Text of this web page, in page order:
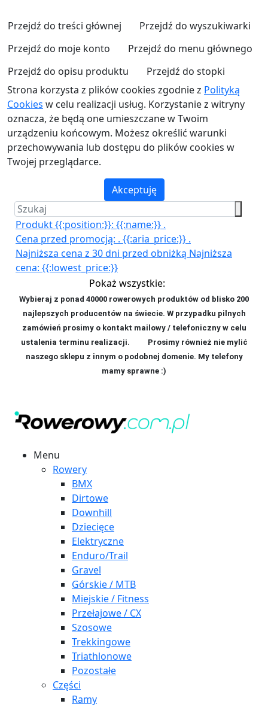
Przejdź do treści głównej
Przejdź do wyszukiwarki
Przejdź do moje konto
Przejdź do menu głównego
Przejdź do opisu produktu
Przejdź do stopki
Strona korzysta z plików cookies zgodnie z Polityką
Cookies w celu realizacji usług. Korzystanie z witryny
oznacza, że będą one umieszczane w Twoim
urządzeniu końcowym. Możesz określić warunki
przechowywania lub dostępu do plików cookies w
Twojej przeglądarce.
Akceptuję
Produkt {{:position:}}: {{:name:}} .
Cena przed promocją: . {{:aria_price:}} .
Najniższa cena z 30 dni przed obniżką Najniższa
cena: {{:lowest_price:}}
Pokaż wszystkie:
Wybieraj z ponad 40000 rowerowych produktów od blisko 200
najlepszych producentów na świecie. W przypadku pilnych
zamówień prosimy o kontakt mailowy / telefoniczny w celu
ustalenia terminu realizacji. Prosimy również nie mylić
naszego sklepu z innym o podobnej domenie. My telefony
mamy sprawne :)
Menu
Rowery
BMX
Dirtowe
Downhill
Dziecięce
Elektryczne
Enduro/Trail
Gravel
Górskie / MTB
Miejskie / Fitness
Przełajowe / CX
Szosowe
Trekkingowe
Triathlonowe
Pozostałe
Części
Ramy